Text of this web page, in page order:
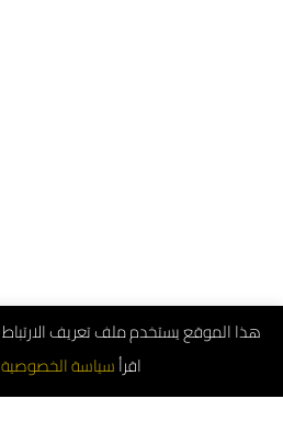
اقرأسياسة الخصوصية